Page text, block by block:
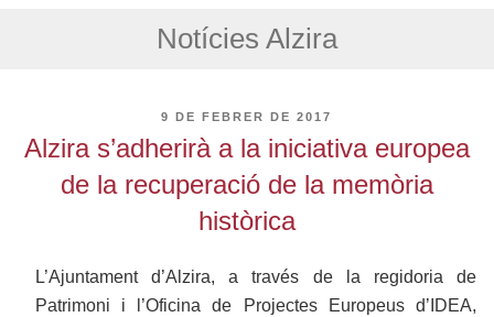
Notícies Alzira
PUBLICAT
9 DE FEBRER DE 2017
Alzira s’adherirà a la iniciativa europea
de la recuperació de la memòria
històrica
L’Ajuntament d’Alzira, a través de la regidoria de
Patrimoni i l’Oficina de Projectes Europeus d’IDEA,